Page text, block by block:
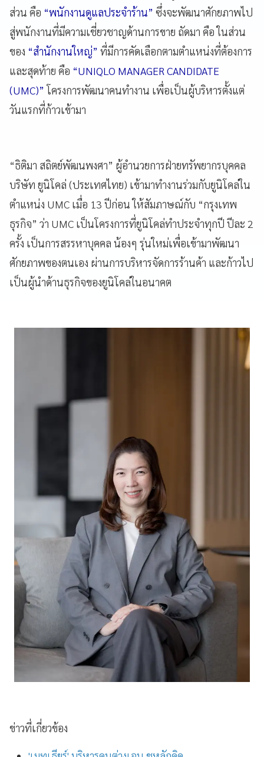
ส่วน คือ “พนักงานดูแลประจำร้าน” ซึ่งจะพัฒนาศักยภาพไป
สู่พนักงานที่มีความเชี่ยวชาญด้านการขาย ถัดมา คือ ในส่วน
ของ “สำนักงานใหญ่” ที่มีการคัดเลือกตามตำแหน่งที่ต้องการ
และสุดท้าย คือ “UNIQLO MANAGER CANDIDATE
(UMC)”โครงการพัฒนาคนทำงาน เพื่อเป็นผู้บริหารตั้งแต่
วันแรกที่ก้าวเข้ามา
“ธิติมา สถิตย์พัฒนพงศา” ผู้อำนวยการฝ่ายทรัพยากรบุคคล
บริษัท ยูนิโคล่ (ประเทศไทย) เข้ามาทำงานร่วมกับยูนิโคล่ใน
ตำแหน่ง UMC เมื่อ 13 ปีก่อน ให้สัมภาษณ์กับ “กรุงเทพ
ธุรกิจ” ว่า UMC เป็นโครงการที่ยูนิโคล่ทำประจำทุกปี ปีละ 2
ครั้ง เป็นการสรรหาบุคคล น้องๆ รุ่นใหม่เพื่อเข้ามาพัฒนา
ศักยภาพของตนเอง ผ่านการบริหารจัดการร้านค้า และก้าวไป
เป็นผู้นำด้านธุรกิจของยูนิโคล่ในอนาคต
ข่าวที่เกี่ยวข้อง